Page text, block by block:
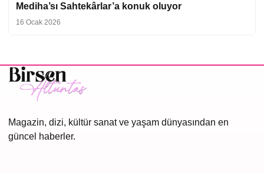
Mediha’sı Sahtekârlar’a konuk oluyor
16 Ocak 2026
Magazin, dizi, kültür sanat ve yaşam dünyasından en
güncel haberler.